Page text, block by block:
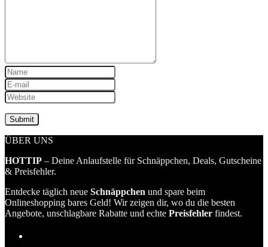
ÜBER UNS
HOTTIP – Deine Anlaufstelle für Schnäppchen, Deals, Gutscheine
& Preisfehler.
Entdecke täglich neue Schnäppchen und spare beim
Onlineshopping bares Geld! Wir zeigen dir, wo du die besten
Angebote, unschlagbare Rabatte und echte Preisfehler findest.